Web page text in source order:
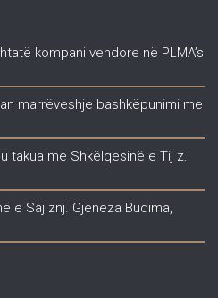
kompani vendore në PLMA’s
marrëveshje bashkëpunimi me
takua me Shkëlqesinë e Tij z.
e Saj znj. Gjeneza Budima,